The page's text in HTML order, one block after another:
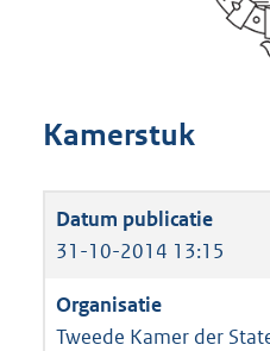
Kamerstuk
31-10-2014 13:15
Tweede Kamer der